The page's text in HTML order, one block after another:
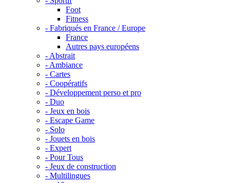
Foot
Fitness
- Fabriqués en France / Europe
France
Autres pays européens
- Abstrait
- Ambiance
- Cartes
- Coopératifs
- Développement perso et pro
- Duo
- Jeux en bois
- Escape Game
- Solo
- Jouets en bois
- Expert
- Pour Tous
- Jeux de construction
- Multilingues